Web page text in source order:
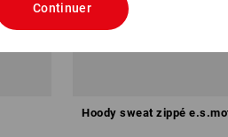
Hoody sweat zippé
Continuer